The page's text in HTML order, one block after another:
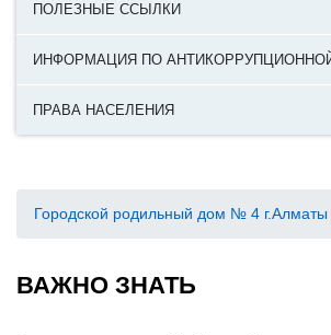
ПОЛЕЗНЫЕ ССЫЛКИ
ИНФОРМАЦИЯ ПО
ПРАВА НАСЕЛЕНИЯ
Городской родильный дом № 4 г.Алматы
ВАЖНО ЗНАТЬ